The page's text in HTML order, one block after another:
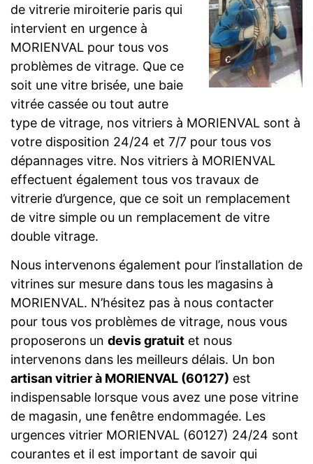
de vitrerie miroiterie paris qui
intervient en urgence à
MORIENVAL pour tous vos
problèmes de vitrage. Que ce
soit une vitre brisée, une baie
vitrée cassée ou tout autre
type de vitrage, nos vitriers à MORIENVAL sont à
votre disposition 24/24 et 7/7 pour tous vos
dépannages vitre. Nos vitriers à MORIENVAL
effectuent également tous vos travaux de
vitrerie d’urgence, que ce soit un remplacement
de vitre simple ou un remplacement de vitre
double vitrage.
Nous intervenons également pour l’installation de
vitrines sur mesure dans tous les magasins à
MORIENVAL. N’hésitez pas à nous contacter
pour tous vos problèmes de vitrage, nous vous
proposerons un devis gratuit et nous
intervenons dans les meilleurs délais. Un bon
artisan vitrier à MORIENVAL (60127) est
indispensable lorsque vous avez une pose vitrine
de magasin, une fenêtre endommagée. Les
urgences vitrier MORIENVAL (60127) 24/24 sont
courantes et il est important de savoir qui